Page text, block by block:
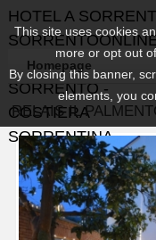
This site uses cookies
more or opt out
By closing this banner,
elements, you
HOTEL A
- GUIDA
SORRENTO -
COSTIERA
SORRENTINA
Homepage
RELAIS IL